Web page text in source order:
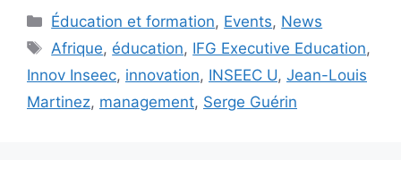
Catégories
Éducation et formation, Events, News
Étiquettes
Afrique, éducation, IFG Executive Education,
Innov Inseec, innovation, INSEEC U, Jean-Louis
Martinez, management, Serge Guérin